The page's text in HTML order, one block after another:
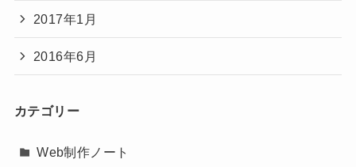
2017年1月
2016年6月
カテゴリー
Web制作ノート